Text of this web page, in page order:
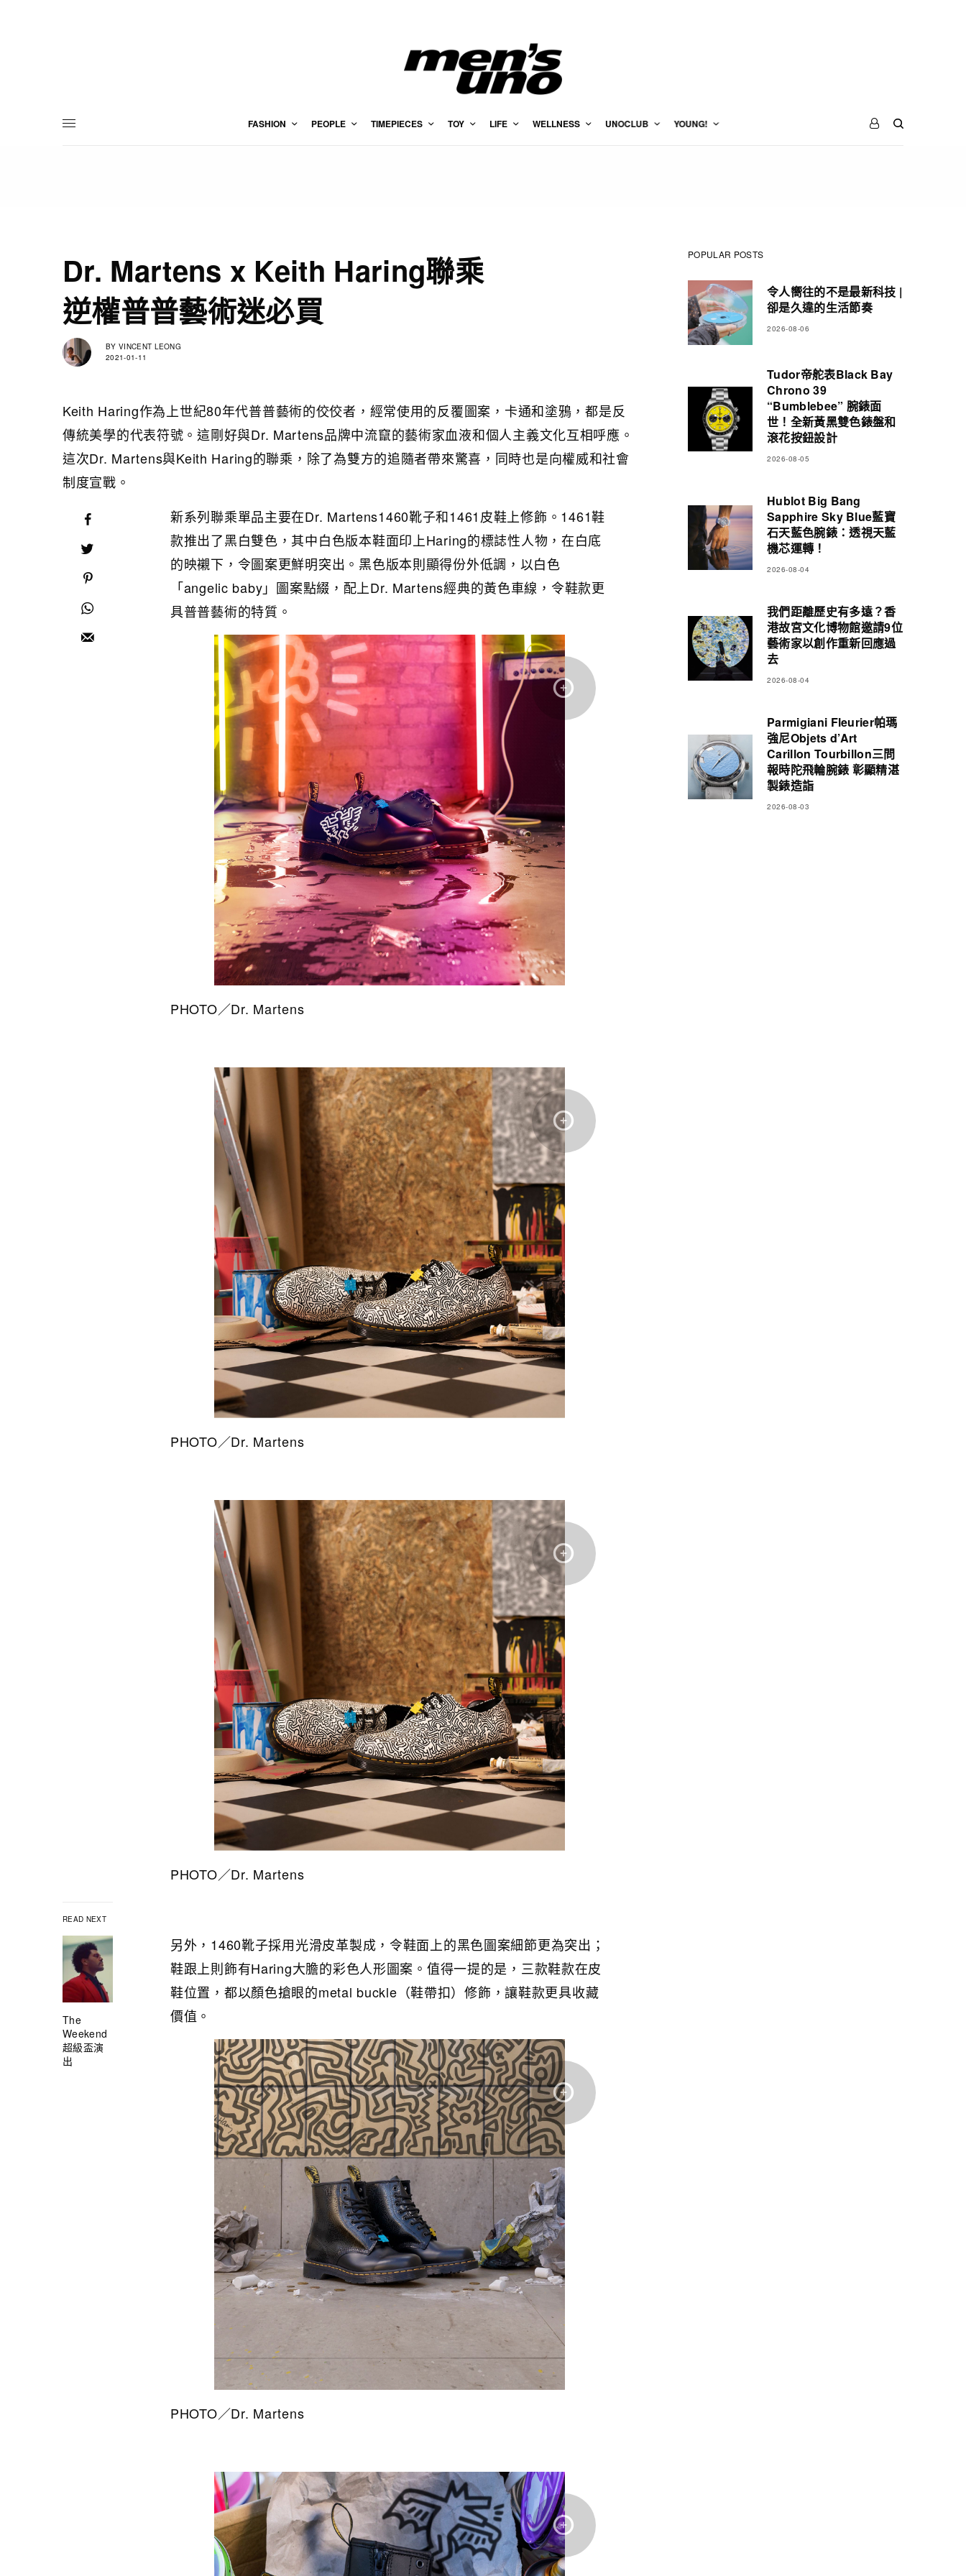
FASHION PEOPLE TIMEPIECES TOY LIFE WELLNESS UNOCLUB YOUNG!
Dr. Martens x Keith Haring聯乘
逆權普普藝術迷必買
BY VINCENT LEONG
2021-01-11
Keith Haring作為上世紀80年代普普藝術的佼佼者，經常使用的反覆圖案，卡通和塗鴉，都是反
傳統美學的代表符號。這剛好與Dr. Martens品牌中流竄的藝術家血液和個人主義文化互相呼應。
這次Dr. Martens與Keith Haring的聯乘，除了為雙方的追隨者帶來驚喜，同時也是向權威和社會
制度宣戰。
READ NEXT
The
Weekend
超級盃演
出
新系列聯乘單品主要在Dr. Martens1460靴子和1461皮鞋上修飾。1461鞋
款推出了黑白雙色，其中白色版本鞋面印上Haring的標誌性人物，在白底
的映襯下，令圖案更鮮明突出。黑色版本則顯得份外低調，以白色
「angelic baby」圖案點綴，配上Dr. Martens經典的黃色車線，令鞋款更
具普普藝術的特質。
PHOTO／Dr. Martens
PHOTO／Dr. Martens
PHOTO／Dr. Martens
另外，1460靴子採用光滑皮革製成，令鞋面上的黑色圖案細節更為突出；
鞋跟上則飾有Haring大膽的彩色人形圖案。值得一提的是，三款鞋款在皮
鞋位置，都以顏色搶眼的metal buckle（鞋帶扣）修飾，讓鞋款更具收藏
價值。
PHOTO／Dr. Martens
POPULAR POSTS
令人嚮往的不是最新科技 |
卻是久違的生活節奏
2026-08-06
Tudor帝舵表Black Bay
Chrono 39
“Bumblebee” 腕錶面
世！全新黃黑雙色錶盤和
滾花按鈕設計
2026-08-05
Hublot Big Bang
Sapphire Sky Blue藍寶
石天藍色腕錶：透視天藍
機芯運轉！
2026-08-04
我們距離歷史有多遠？香
港故宮文化博物館邀請9位
藝術家以創作重新回應過
去
2026-08-04
Parmigiani Fleurier帕瑪
強尼Objets d’Art
Carillon Tourbillon三問
報時陀飛輪腕錶 彰顯精湛
製錶造詣
2026-08-03